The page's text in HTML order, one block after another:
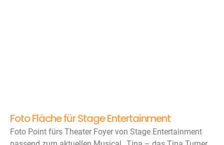
Foto Fläche für Stage Entertainment
Foto Point fürs Theater Foyer von Stage Entertainment